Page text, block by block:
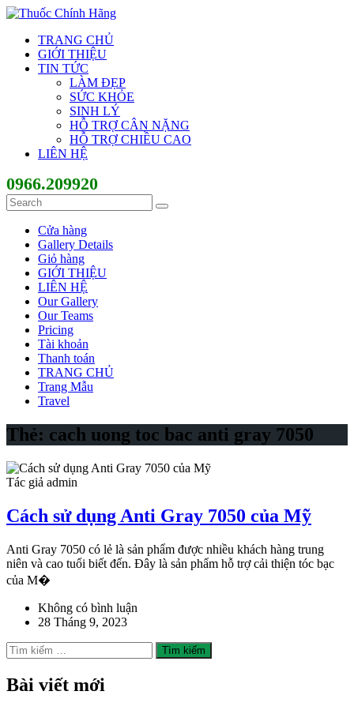
TRANG CHỦ
GIỚI THIỆU
TIN TỨC
LÀM ĐẸP
SỨC KHỎE
SINH LÝ
HỖ TRỢ CÂN NẶNG
HỖ TRỢ CHIỀU CAO
LIÊN HỆ
0966.209920
Cửa hàng
Gallery Details
Giỏ hàng
GIỚI THIỆU
LIÊN HỆ
Our Gallery
Our Teams
Pricing
Tài khoản
Thanh toán
TRANG CHỦ
Trang Mẫu
Travel
Thẻ: cach uong toc bac anti gray 7050
Tác giả admin
Cách sử dụng Anti Gray 7050 của Mỹ
Anti Gray 7050 có lẻ là sản phẩm được nhiều khách hàng trung
niên và cao tuổi biết đến. Đây là sản phẩm hỗ trợ cải thiện tóc bạc
của M�
Không có bình luận
28 Tháng 9, 2023
Tìm
kiếm
cho:
Bài viết mới